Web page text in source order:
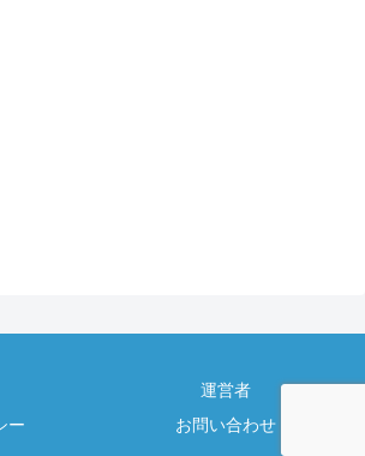
運営者
ー
お問い合わせ